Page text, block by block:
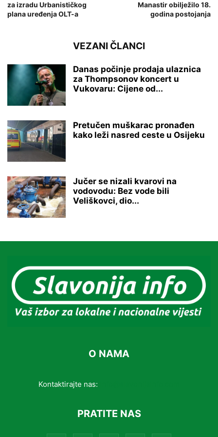
za izradu Urbanističkog
plana uređenja OLT-a
Manastir obilježilo 18.
godina postojanja
VEZANI ČLANCI
Danas počinje prodaja ulaznica
za Thompsonov koncert u
Vukovaru: Cijene od...
Pretučen muškarac pronađen
kako leži nasred ceste u Osijeku
Jučer se nizali kvarovi na
vodovodu: Bez vode bili
Veliškovci, dio...
O NAMA
Kontaktirajte nas:
PRATITE NAS